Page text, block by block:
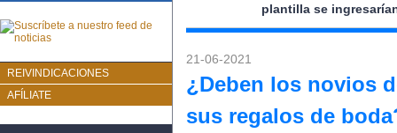
REIVINDICACIONES
AFÍLIATE
plantilla se
21-06-2021
¿Deben los novios
sus regalos de